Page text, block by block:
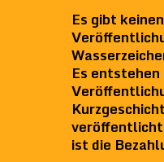
Es gibt
Es
ist die